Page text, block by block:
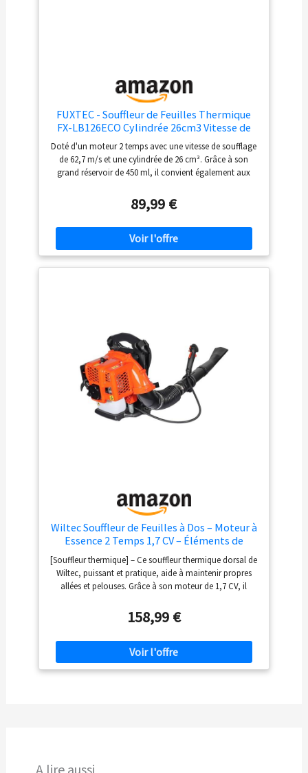
FUXTEC - Souffleur de Feuilles Thermique
FX-LB126ECO Cylindrée 26cm3 Vitesse de
l'air 60m/s Poids 4,5Kg Différents Embouts
pour différentes Surfaces
Doté d'un moteur 2 temps avec une vitesse de soufflage
de 62,7 m/s et une cylindrée de 26 cm³. Grâce à son
grand réservoir de 450 ml, il convient également aux
poids de 4,5 kg garantit un travail long et efficace. Un
appareil extrêmement robuste et puissant. Le FUXTEC
LB126ECO est parfait pour nettoyer de grandes surfaces
et souffler les feuilles mortes sur l'herbe, les parterres, les
feuilles, le papier, etc. La puissance du souffleur de
feuilles est de 0,7 kW ce qui correspond à 1 CV.
89,99 €
Wiltec Souffleur de Feuilles à Dos – Moteur à
Essence 2 Temps 1,7 CV – Éléments de
Commande sur poignée – avec Buses –
Souflleuse pour enlèvement Feuilles
mortes Jardinage
[Souffleur thermique] – Ce souffleur thermique dorsal de
Wiltec, puissant et pratique, aide à maintenir propres
allées et pelouses. Grâce à son moteur de 1,7 CV, il
efficace des grandes surfaces, idéal pour l’entretien
régulier des espaces verts en toute saison [Ergonomique
et efficace] – Ergonomique et léger, ce souffleur à dos
thermique permet un usage prolongé sans fatigue.
Conçu pour une utilisation facile, il se porte comme un
zones comme les jardins et les parcs [Accès facilité] –
158,99 €
A lire aussi